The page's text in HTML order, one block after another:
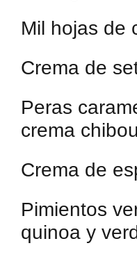
Mil hojas de
Crema de
Peras
crema
Crema de
Pimientos
quinoa y